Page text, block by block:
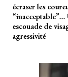
écraser les
“inacceptable”…
escouade de
agressivité